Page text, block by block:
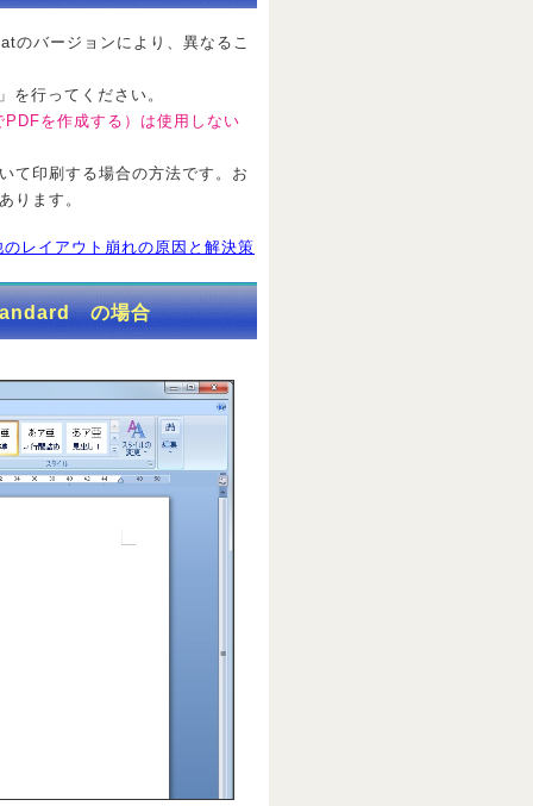
のバージョンにより、異なるこ
行ってください。
を作成する）は使用しない
印刷する場合の方法です。お
ります。
のレイアウト崩れの原因と解決策
の場合